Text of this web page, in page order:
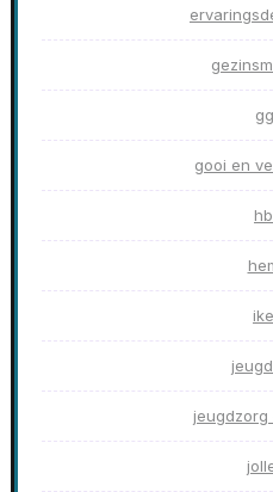
gooi en
jeugdzorg